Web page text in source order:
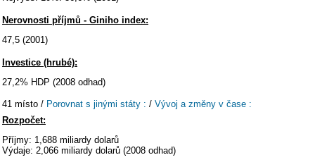
Nerovnosti příjmů - Giniho index:
47,5 (2001)
Investice (hrubé):
27,2% HDP (2008 odhad)
41 místo / Porovnat s jinými státy : / Vývoj a změny v čase :
Rozpočet:
Příjmy: 1,688 miliardy dolarů
Výdaje: 2,066 miliardy dolarů (2008 odhad)